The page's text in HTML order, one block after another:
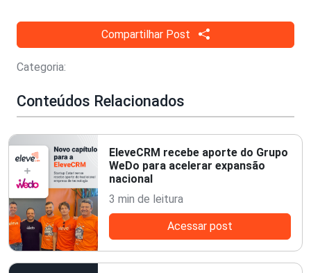
Compartilhar Post
Categoria:
Conteúdos Relacionados
EleveCRM recebe aporte do Grupo
WeDo para acelerar expansão
nacional
3 min de leitura
Acessar post